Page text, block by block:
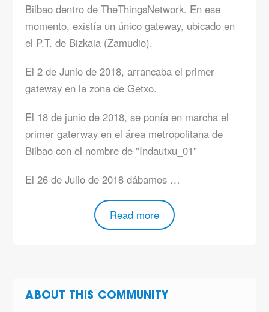
Bilbao dentro de TheThingsNetwork. En ese
momento, existía un único gateway, ubicado en
el P.T. de Bizkaia (Zamudio).
El 2 de Junio de 2018, arrancaba el primer
gateway en la zona de Getxo.
El 18 de junio de 2018, se ponía en marcha el
primer gaterway en el área metropolitana de
Bilbao con el nombre de "Indautxu_01"
El 26 de Julio de 2018 dábamos …
Read more
ABOUT THIS COMMUNITY